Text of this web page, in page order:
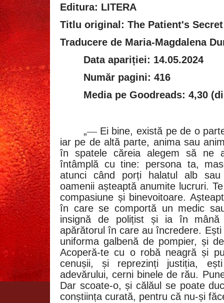
Editura: LITERA
Titlu original: The Patient's Secret
Traducere de Maria-Magdalena
Data apariției: 14.05.2024
Număr pagini: 416
Media pe Goodreads: 4,30
„— Ei bine, există pe de o
iar pe de altă parte, anima sau
în spatele căreia alegem să ne
întâmplă cu tine: persona ta,
atunci când porți halatul alb
oamenii așteaptă anumite lucruri.
compasiune și binevoitoare.
în care se comportă un medic
insignă de polițist și ia în
apărătorul în care au încredere.
uniforma galbenă de pompier, și
Acoperă-te cu o robă neagră și
cenușii, și reprezinți justiția,
adevărului, cerni binele de rău.
Dar scoate-o, și călăul se poate
conștiința curată, pentru că nu-și